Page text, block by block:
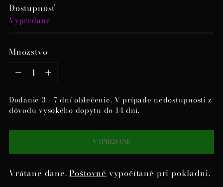
Dostupnosť
Vypredané
Množstvo
Množstvo
Dodanie 3 - 7 dní oblečenie. V prípade nedostupnosti z
dôvodu vysokého dopytu do 14 dní.
VYPREDANÉ
Vrátane dane.Poštovnévypočítané pri pokladni.